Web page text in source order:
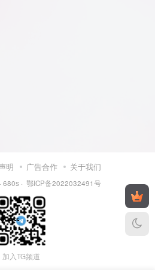
明 广告合作 关于我们
680s · 鄂ICP备2022032491号
加入TG频道